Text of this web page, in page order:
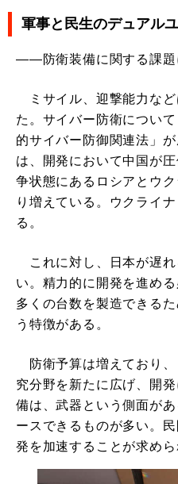
軍事と民生のデュアル
――防衛装備に関する課題
ミサイル、迎撃能力など
た。サイバー防衛につい
的サイバー防御関連法」
は、開発において中国が
争状態にあるロシアとウ
り増えている。ウクライ
る。
これに対し、日本が遅れ
い。精力的に開発を進め
多くの台数を製造できる
う特徴がある。
防衛予算は増えており、
究分野を新たに広げ、開
備は、武器という側面が
ースできるものが多い。
発を加速することが求めら